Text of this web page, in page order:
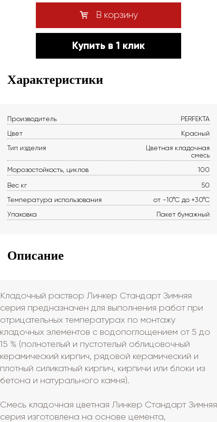
В корзину
Купить в 1 клик
Характеристики
Производитель
PERFEKTA
Цвет
Красный
Тип изделия
Цветная кладочная
смесь
Морозостойкость, циклов
100
Вес кг
50
Температура использования
от -10°С до +30°С
Упаковка
Пакет бумажный
Описание
Кладочный раствор Линкер Стандарт Зимняя
серия предназначен для выполнения работ при
отрицательных температурах по монтажу
кладочных элементов с водопоглощением от 5 до
15 % (полнотелый и пустотелый облицовочный
керамический кирпич, рядовой керамический и
плотный силикатный кирпич, кирпичи или блоки из
бетона и натурального камня).
Смесь кладочная цветная Линкер Стандарт Зимняя
серия изготовлена на основе цемента,